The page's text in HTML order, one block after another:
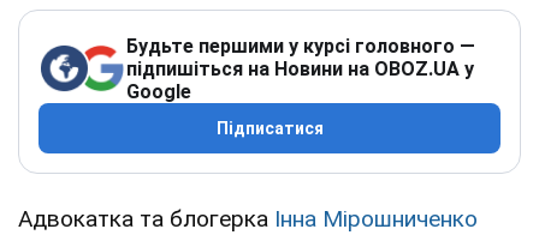
Будьте першими у курсі головного —
підпишіться на Новини на OBOZ.UA у
Google
Підписатися
Адвокатка та блогерка Інна Мірошниченко